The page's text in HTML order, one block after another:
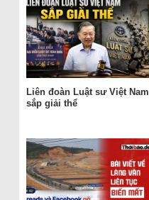
Liên đoàn Luật sư Việt Nam
sắp giải thể